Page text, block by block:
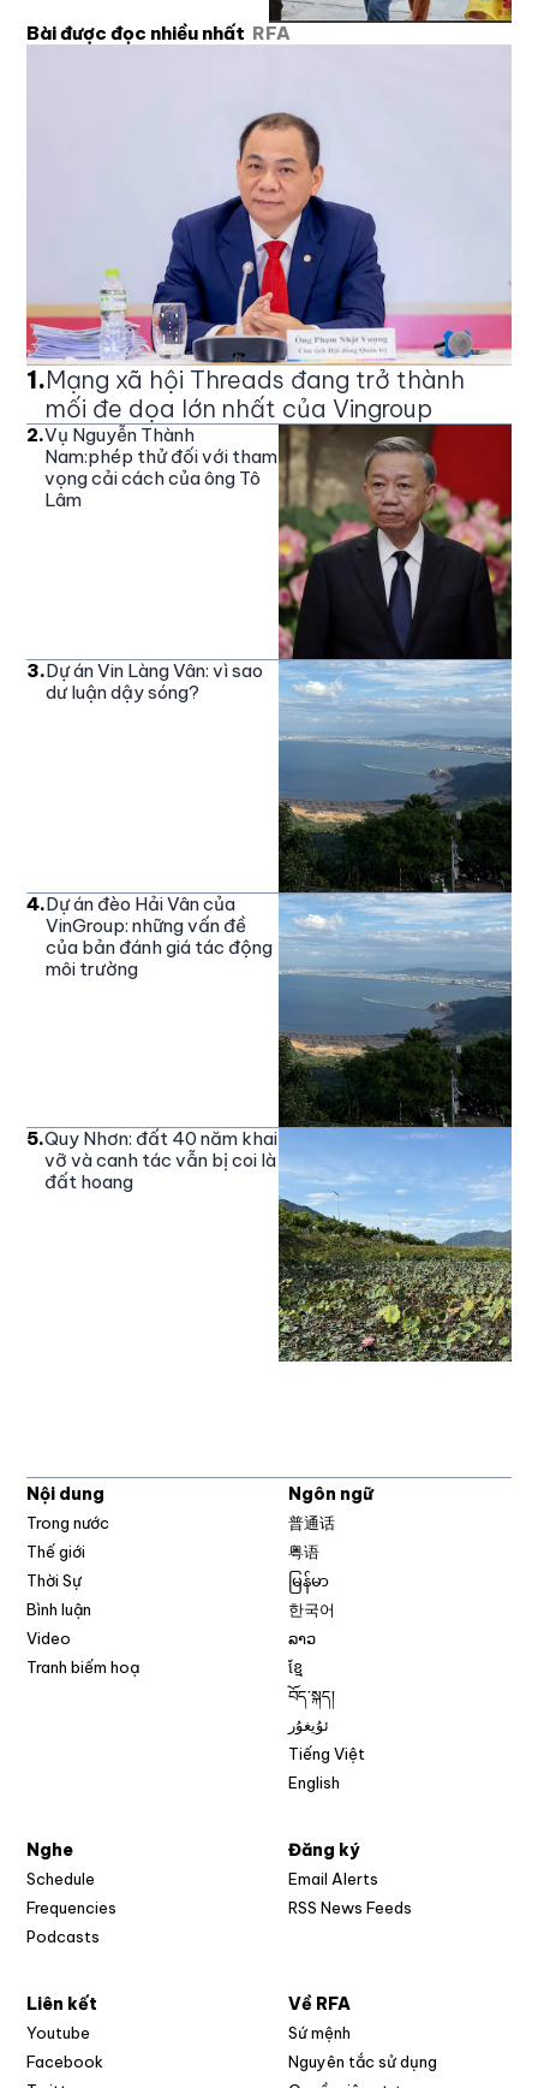
Bài được đọc nhiều nhất RFA
1.Mạng xã hội Threads đang trở thành
mối đe dọa lớn nhất của Vingroup
2.Vụ Nguyễn Thành
Nam:phép thử đối với tham
vọng cải cách của ông Tô
Lâm
3.Dự án Vin Làng Vân: vì sao
dư luận dậy sóng?
4.Dự án đèo Hải Vân của
VinGroup: những vấn đề
của bản đánh giá tác động
môi trường
5.Quy Nhơn: đất 40 năm khai
vỡ và canh tác vẫn bị coi là
đất hoang
Nội dung
Trong nước
Thế giới
Thời Sự
Bình luận
Video
Tranh biếm hoạ
Ngôn ngữ
普通话
粤语
မြန်မာ
한국어
ລາວ
ខ្មែ
བོད་སྐད།
ئۇيغۇر
Tiếng Việt
English
Nghe
Schedule
Frequencies
Podcasts
Đăng ký
Email Alerts
RSS News Feeds
Liên kết
Youtube
Facebook
Về RFA
Sứ mệnh
Nguyên tắc sử dụng